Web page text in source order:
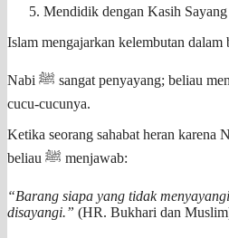
Mendidik dengan Kasih
Islam mengajarkan kelembutan dalam
Nabi ﷺ sangat penyayang; beliau mencium dan menggendong
cucu-cucunya.
Ketika seorang sahabat heran karena
beliau ﷺ menjawab:
“Barang siapa yang tidak
disayangi.” (HR. Bukhari dan